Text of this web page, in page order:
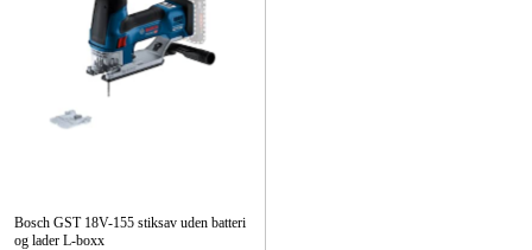
Bosch GST 18V-155 stiksav uden batteri
og lader L-boxx